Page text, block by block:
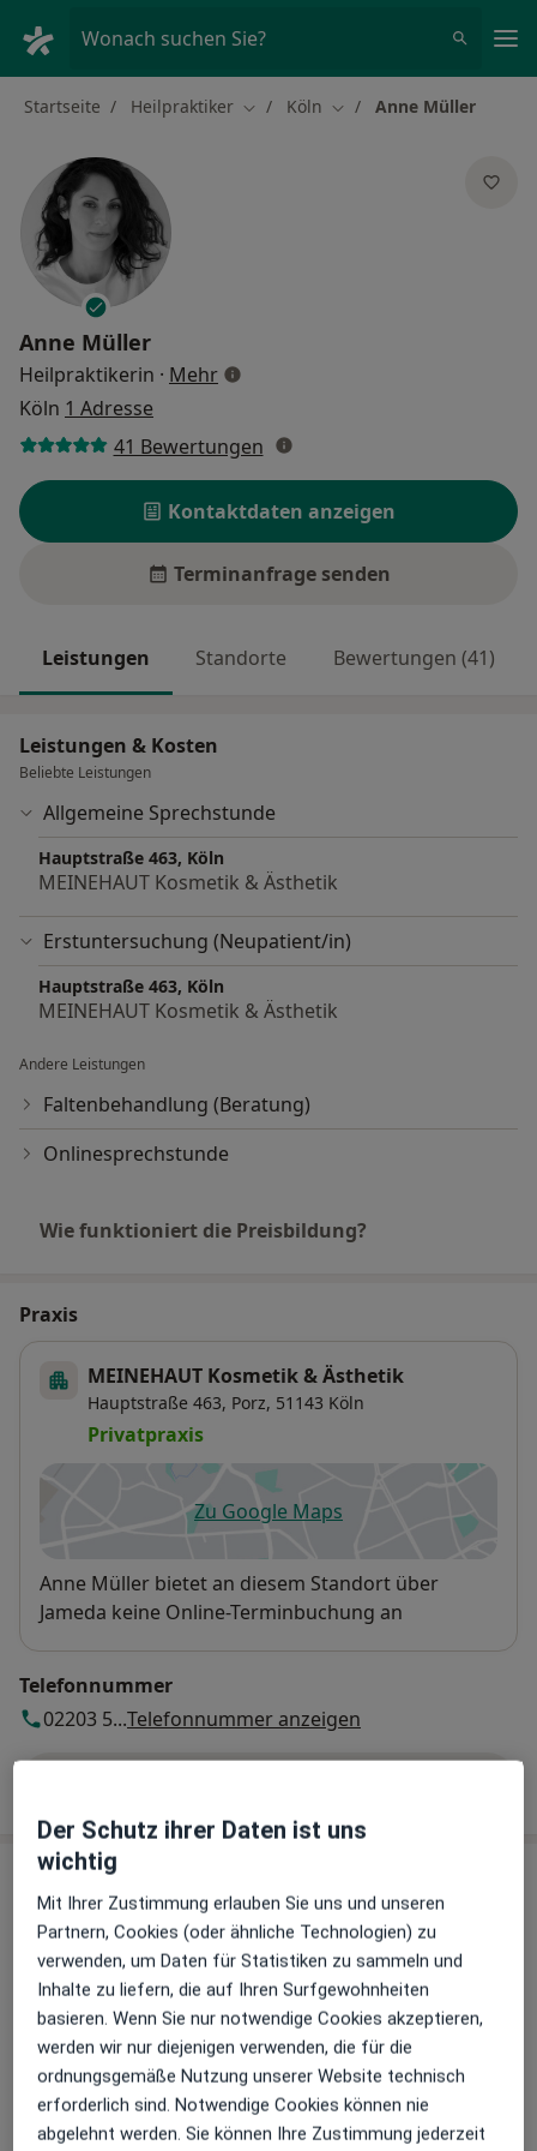
Wonach suchen Sie?
Startseite Heilpraktiker Stadt ändern
Köln Stadt ändern
Anne Müller
Anne Müller
Heilpraktikerin · Mehrüber Spezialisierungen
Köln 1 Adresse
41 Bewertungen
Kontaktdaten anzeigen
Terminanfrage senden
Leistungen Standorte Bewertungen (41)
Leistungen & Kosten
Beliebte Leistungen
Allgemeine Sprechstunde
Hauptstraße 463, Köln
MEINEHAUT Kosmetik & Ästhetik
Erstuntersuchung (Neupatient/in)
Hauptstraße 463, Köln
MEINEHAUT Kosmetik & Ästhetik
Andere Leistungen
Faltenbehandlung (Beratung)
Onlinesprechstunde
Wie funktioniert die Preisbildung?
Praxis
MEINEHAUT Kosmetik & Ästhetik
Hauptstraße 463, Porz, 51143 Köln
Privatpraxis
Zu Google Mapsöffnet in einer neuen
Verfügbarkeit
Anne Müller bietet an diesem Standort über
Jameda keine Online-Terminbuchung an
Telefonnummer
02203 5...Telefonnummer anzeigen
Bewerten
41 Bewertungen
Jede einzelne Bewertungen ist wichtig. Wir
Der Schutz ihrer Daten ist uns
wichtig
Mit Ihrer Zustimmung erlauben Sie uns und unseren
Partnern, Cookies (oder ähnliche Technologien) zu
verwenden, um Daten für Statistiken zu sammeln und
Inhalte zu liefern, die auf Ihren Surfgewohnheiten
basieren. Wenn Sie nur notwendige Cookies akzeptieren,
werden wir nur diejenigen verwenden, die für die
ordnungsgemäße Nutzung unserer Website technisch
erforderlich sind. Notwendige Cookies können nie
abgelehnt werden. Sie können Ihre Zustimmung jederzeit